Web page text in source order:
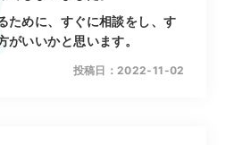
ために、すぐに相談をし、す
がいいかと思います。
投稿日：2022-11-02